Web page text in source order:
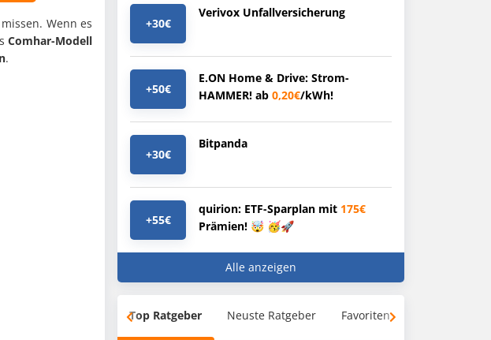
Wenn es
Comhar-Modell
.
+30€
Verivox Unfallversicherung
+50€
E.ON Home & Drive: Strom-
HAMMER! ab 0,20€/kWh!
+30€
Bitpanda
+55€
quirion: ETF-Sparplan mit 175€
Prämien! 🤯 🥳🚀
Alle anzeigen
Top Ratgeber Neuste Ratgeber Favoriten